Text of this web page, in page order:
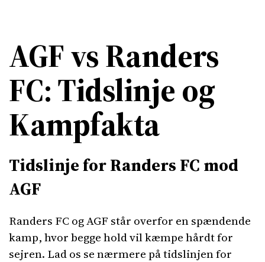
AGF vs Randers
FC: Tidslinje og
Kampfakta
Tidslinje for Randers FC mod
AGF
Randers FC og AGF står overfor en spændende
kamp, hvor begge hold vil kæmpe hårdt for
sejren. Lad os se nærmere på tidslinjen for